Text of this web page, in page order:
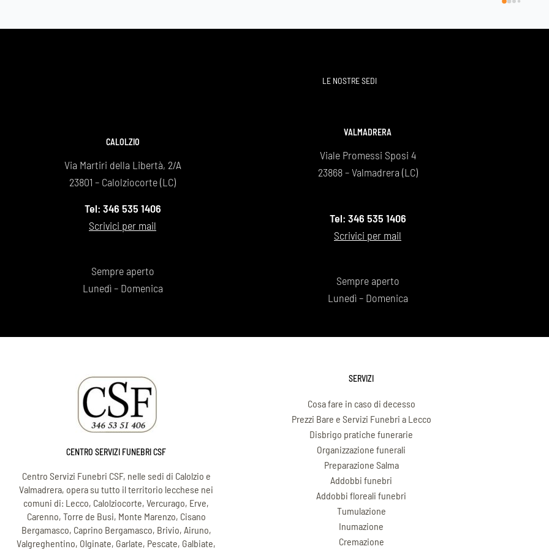
dell'organizzazione del funerale. Dal primo
miei genitori mi avevano lasciato
LE NOSTRE SEDI
CALOLZIO
Via Martiri della Libertà, 2/A
23801 – Calolziocorte (LC)
Tel: 346 535 1406
Scrivici per mail
Sempre aperto
Lunedì – Domenica
VALMADRERA
Viale Promessi Sposi 4
23868 – Valmadrera (LC)
Tel: 346 535 1406
Scrivici per mail
Sempre aperto
Lunedì – Domenica
CENTRO SERVIZI FUNEBRI CSF
Centro Servizi Funebri CSF, nelle sedi di Calolzio e
Valmadrera, opera su tutto il territorio lecchese nei
comuni di: Lecco, Calolziocorte, Vercurago, Erve,
Carenno, Torre de Busi, Monte Marenzo, Cisano
Bergamasco, Caprino Bergamasco, Brivio, Airuno,
Valgreghentino, Olginate, Garlate, Pescate, Galbiate,
SERVIZI
Cosa fare in caso di decesso
Prezzi Bare e Servizi Funebri a Lecco
Disbrigo pratiche funerarie
Organizzazione funerali
Preparazione Salma
Addobbi funebri
Addobbi floreali funebri
Tumulazione
Inumazione
Cremazione